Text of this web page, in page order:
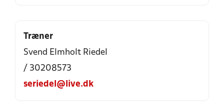
Træner
Svend Elmholt Riedel
/ 30208573
seriedel@live.dk